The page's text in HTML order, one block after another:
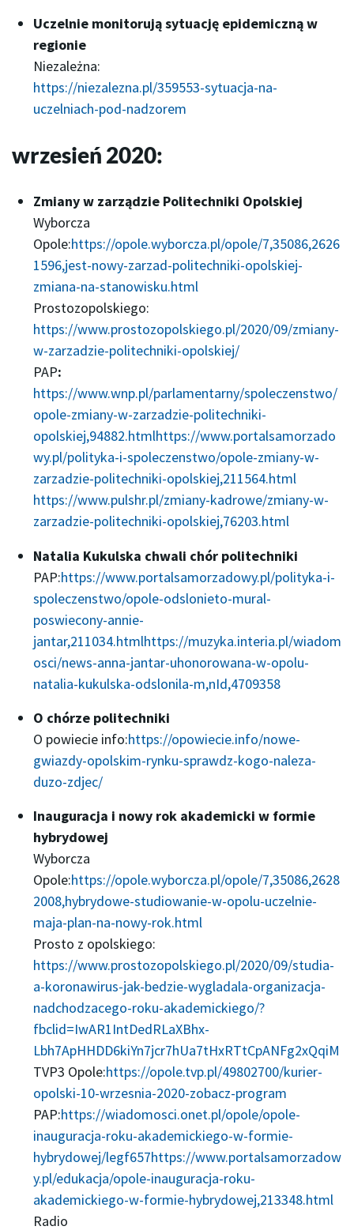
Uczelnie monitorują sytuację epidemiczną w
regionie
Niezależna:
https://niezalezna.pl/359553-sytuacja-na-
uczelniach-pod-nadzorem
wrzesień 2020:
Zmiany w zarządzie Politechniki Opolskiej
Wyborcza
Opole:https://opole.wyborcza.pl/opole/7,35086,2626
1596,jest-nowy-zarzad-politechniki-opolskiej-
zmiana-na-stanowisku.html
Prostozopolskiego:
https://www.prostozopolskiego.pl/2020/09/zmiany-
w-zarzadzie-politechniki-opolskiej/
PAP:
https://www.wnp.pl/parlamentarny/spoleczenstwo/
opole-zmiany-w-zarzadzie-politechniki-
opolskiej,94882.htmlhttps://www.portalsamorzado
wy.pl/polityka-i-spoleczenstwo/opole-zmiany-w-
zarzadzie-politechniki-opolskiej,211564.html
https://www.pulshr.pl/zmiany-kadrowe/zmiany-w-
zarzadzie-politechniki-opolskiej,76203.html
Natalia Kukulska chwali chór politechniki
PAP:https://www.portalsamorzadowy.pl/polityka-i-
spoleczenstwo/opole-odslonieto-mural-
poswiecony-annie-
jantar,211034.htmlhttps://muzyka.interia.pl/wiadom
osci/news-anna-jantar-uhonorowana-w-opolu-
natalia-kukulska-odslonila-m,nId,4709358
O chórze politechniki
O powiecie info:https://opowiecie.info/nowe-
gwiazdy-opolskim-rynku-sprawdz-kogo-naleza-
duzo-zdjec/
Inauguracja i nowy rok akademicki w formie
hybrydowej
Wyborcza
Opole:https://opole.wyborcza.pl/opole/7,35086,2628
2008,hybrydowe-studiowanie-w-opolu-uczelnie-
maja-plan-na-nowy-rok.html
Prosto z opolskiego:
https://www.prostozopolskiego.pl/2020/09/studia-
a-koronawirus-jak-bedzie-wygladala-organizacja-
nadchodzacego-roku-akademickiego/?
fbclid=IwAR1IntDedRLaXBhx-
Lbh7ApHHDD6kiYn7jcr7hUa7tHxRTtCpANFg2xQqiM
TVP3 Opole:https://opole.tvp.pl/49802700/kurier-
opolski-10-wrzesnia-2020-zobacz-program
PAP:https://wiadomosci.onet.pl/opole/opole-
inauguracja-roku-akademickiego-w-formie-
hybrydowej/legf657https://www.portalsamorzadow
y.pl/edukacja/opole-inauguracja-roku-
akademickiego-w-formie-hybrydowej,213348.html
Radio